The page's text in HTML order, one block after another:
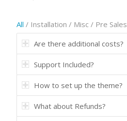
All / Installation / Misc / Pre Sales
Are there additional costs?
Support Included?
How to set up the theme?
What about Refunds?